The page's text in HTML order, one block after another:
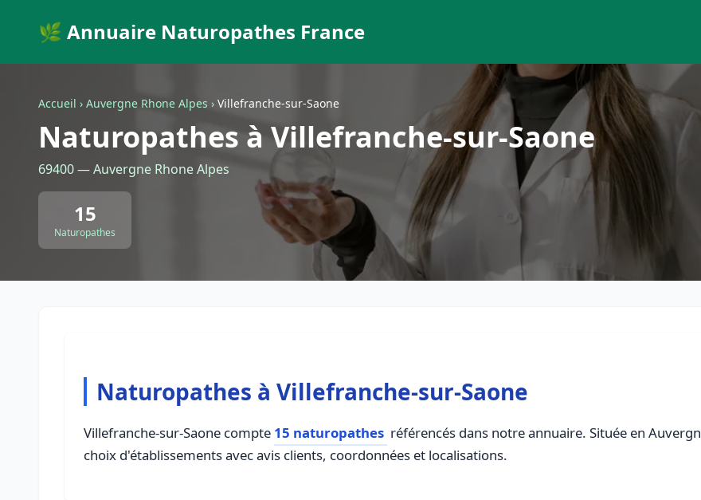
🌿 Annuaire Naturopathes France
Accueil › Auvergne Rhone Alpes › Villefranche-sur-Saone
Naturopathes à Villefranche-sur-Saone
69400 — Auvergne Rhone Alpes
15
Naturopathes
Naturopathes à Villefranche-sur-Saone
Villefranche-sur-Saone compte 15 naturopathes référencés dans notre annuaire. Située en
choix d'établissements avec avis clients, coordonnées et localisations.